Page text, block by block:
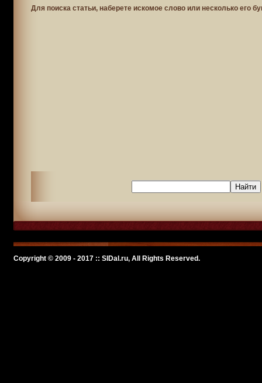
Для поиска статьи, наберете искомое слово или несколько его
Copyright © 2009 - 2017 :: SlDal.ru, All Rights Reserved.